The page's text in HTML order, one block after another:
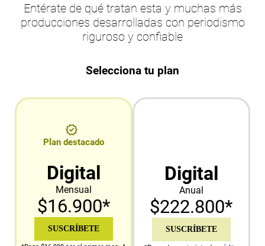
Entérate de qué tratan esta y muchas más
producciones desarrolladas con periodismo
riguroso y confiable
Selecciona tu plan
Plan destacado
Digital
Mensual
$16.900*
SUSCRÍBETE
Digital
Anual
$222.800*
SUSCRÍBETE